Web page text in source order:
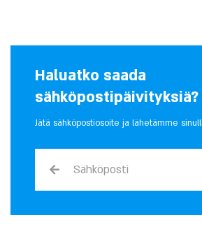
Haluatko saada
sähköpostipäivityksiä?
Jätä sähköpostiosoite ja lähetämme